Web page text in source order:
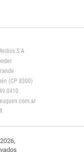
S.A
(CP 8300)
0410